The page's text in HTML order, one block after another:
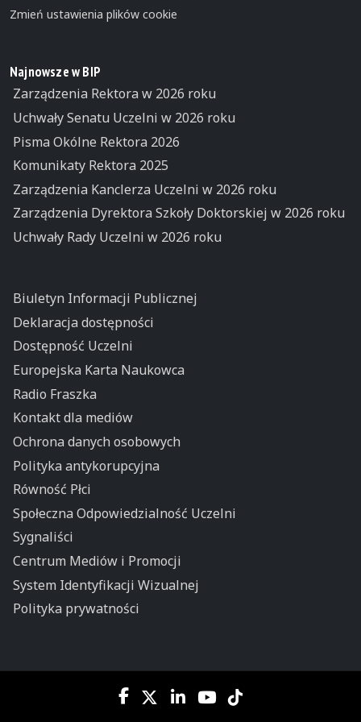
Zmień ustawienia plików cookie
Najnowsze w BIP
Zarządzenia Rektora w 2026 roku
Uchwały Senatu Uczelni w 2026 roku
Pisma Okólne Rektora 2026
Komunikaty Rektora 2025
Zarządzenia Kanclerza Uczelni w 2026 roku
Zarządzenia Dyrektora Szkoły Doktorskiej w 2026 roku
Uchwały Rady Uczelni w 2026 roku
Biuletyn Informacji Publicznej
Deklaracja dostępności
Dostępność Uczelni
Europejska Karta Naukowca
Radio Fraszka
Kontakt dla mediów
Ochrona danych osobowych
Polityka antykorupcyjna
Równość Płci
Społeczna Odpowiedzialność Uczelni
Sygnaliści
Centrum Mediów i Promocji
System Identyfikacji Wizualnej
Polityka prywatności